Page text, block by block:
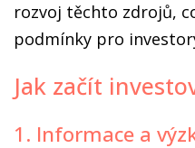
rozvoj těchto zdrojů,
podmínky pro
Jak začít
1. Informace a